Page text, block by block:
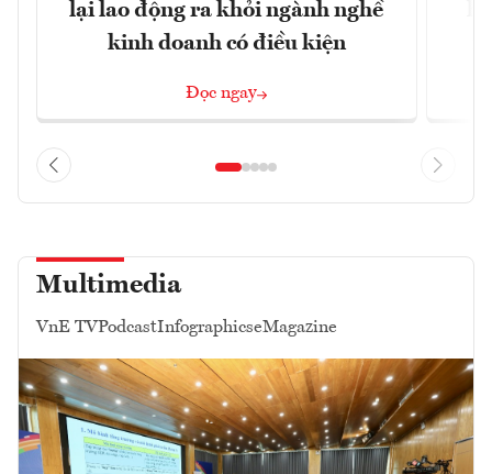
lại lao động ra khỏi ngành nghề
kinh doanh có điều kiện
Đọc ngay
Multimedia
VnE TVPodcastInfographicseMagazine